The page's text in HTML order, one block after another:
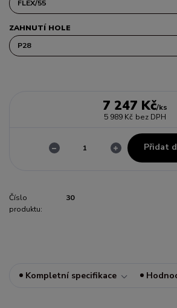
ZAHNUTÍ HOLE
7 247 Kč/ks
5 989 Kč bez DPH
Přidat
Číslo
produktu:
30
Kompletní specifikace